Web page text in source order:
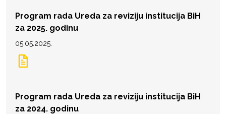
Program rada Ureda za reviziju institucija BiH
za 2025. godinu
05.05.2025.
Program rada Ureda za reviziju institucija BiH
za 2024. godinu